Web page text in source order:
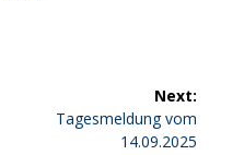
Next:
Next
Tagesmeldung vom
14.09.2025